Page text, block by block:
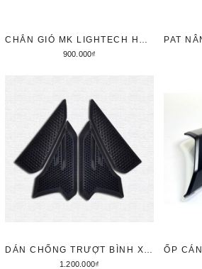
CHẮN GIÓ MK LIGHTECH HONDA CB650R 2024+ - E CLUCTH
900.000₫
Thêm vào giỏ hàng
DÁN CHỐNG TRƯỢT BÌNH XĂNG HONDA CB650R/ CBR650R
1.200.000₫